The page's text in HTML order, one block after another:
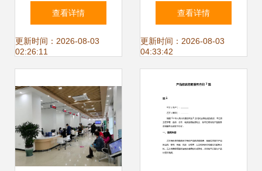
一专家咨询，能否
成为互联网法律服
查看详情
更新时间：2026-08-03
02:26:11
服务实现跨区通
办，详情请来电咨
查看详情
更新时间：2026-08-03
04:33:42